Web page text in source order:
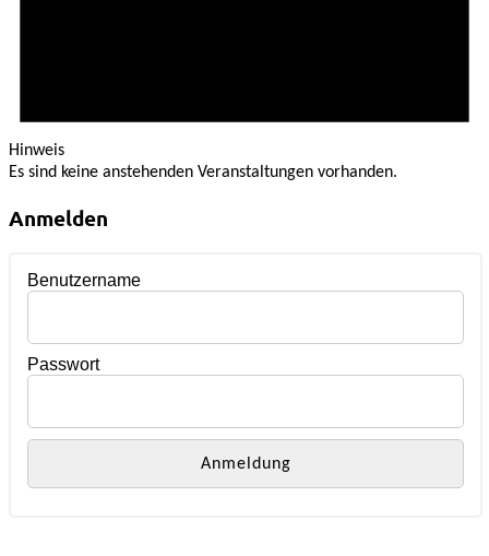
Hinweis
Es sind keine anstehenden Veranstaltungen vorhanden.
Anmelden
Benutzername
Passwort